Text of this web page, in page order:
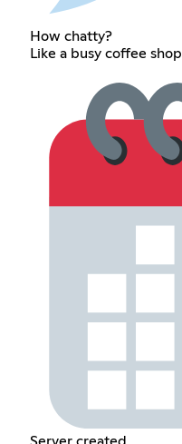
How chatty?
Like a busy coffee shop
Server created